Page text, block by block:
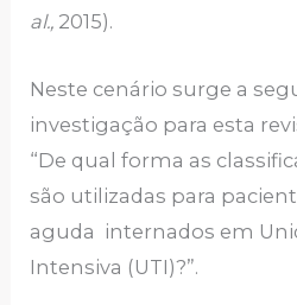
al., 2015).
Neste cenário surge a
investigação para esta
“De qual forma as
são utilizadas para
aguda internados em
Intensiva (UTI)?”.